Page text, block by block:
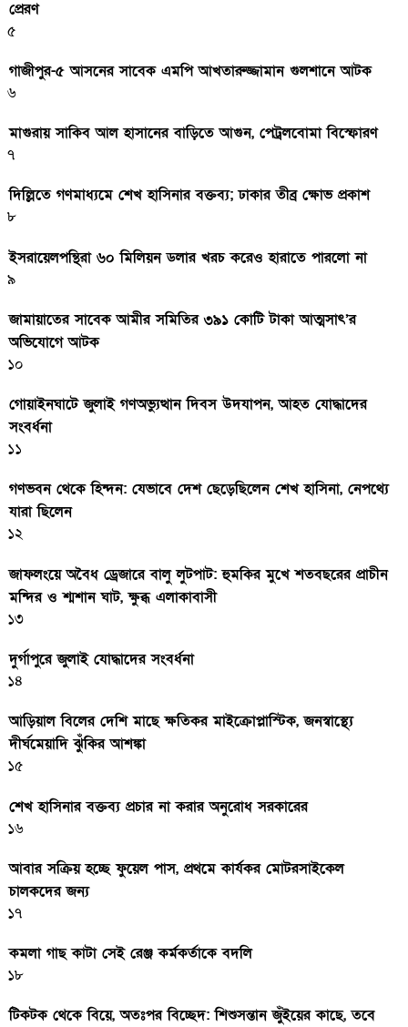
প্রেরণ
৫
গাজীপুর-৫ আসনের সাবেক এমপি আখতারুজ্জামান গুলশানে আটক
৬
মাগুরায় সাকিব আল হাসানের বাড়িতে আগুন, পেট্রলবোমা বিস্ফোরণ
৭
দিল্লিতে গণমাধ্যমে শেখ হাসিনার বক্তব্য; ঢাকার তীব্র ক্ষোভ প্রকাশ
৮
ইসরায়েলপন্থিরা ৬০ মিলিয়ন ডলার খরচ করেও হারাতে পারলো না
৯
জামায়াতের সাবেক আমীর সমিতির ৩৯১ কোটি টাকা আত্মসাৎ’র
অভিযোগে আটক
১০
গোয়াইনঘাটে জুলাই গণঅভ্যুত্থান দিবস উদযাপন, আহত যোদ্ধাদের
সংবর্ধনা
১১
গণভবন থেকে হিন্দন: যেভাবে দেশ ছেড়েছিলেন শেখ হাসিনা, নেপথ্যে
যারা ছিলেন
১২
জাফলংয়ে অবৈধ ড্রেজারে বালু লুটপাট: হুমকির মুখে শতবছরের প্রাচীন
মন্দির ও শ্মশান ঘাট, ক্ষুব্ধ এলাকাবাসী
১৩
দুর্গাপুরে জুলাই যোদ্ধাদের সংবর্ধনা
১৪
আড়িয়াল বিলের দেশি মাছে ক্ষতিকর মাইক্রোপ্লাস্টিক, জনস্বাস্থ্যে
দীর্ঘমেয়াদি ঝুঁকির আশঙ্কা
১৫
শেখ হাসিনার বক্তব্য প্রচার না করার অনুরোধ সরকারের
১৬
আবার সক্রিয় হচ্ছে ফুয়েল পাস, প্রথমে কার্যকর মোটরসাইকেল
চালকদের জন্য
১৭
কমলা গাছ কাটা সেই রেঞ্জ কর্মকর্তাকে বদলি
১৮
টিকটক থেকে বিয়ে, অতঃপর বিচ্ছেদ: শিশুসন্তান জুঁইয়ের কাছে, তবে